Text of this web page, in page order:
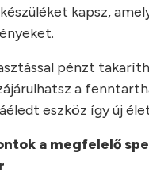
kapsz,
pénzt
a
eszköz így új
a megfelelő